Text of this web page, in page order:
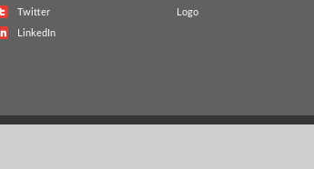
Twitter
LinkedIn
Logo